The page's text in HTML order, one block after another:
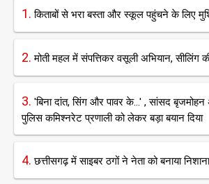
1.किताबों से भरा बस्ता और स्कूल पहुंचने के लिए
2.मोती महल में संपत्तिकर वसूली अभियान, सीलिंग की
3. 'बिना दांत, सिंग और पावर के...' , सांसद
पुलिस कमिश्नरेट प्रणाली को लेकर बड़ा बयान दिया
4.छत्तीसगढ़ में साइबर ठगों ने नेता को बनाया